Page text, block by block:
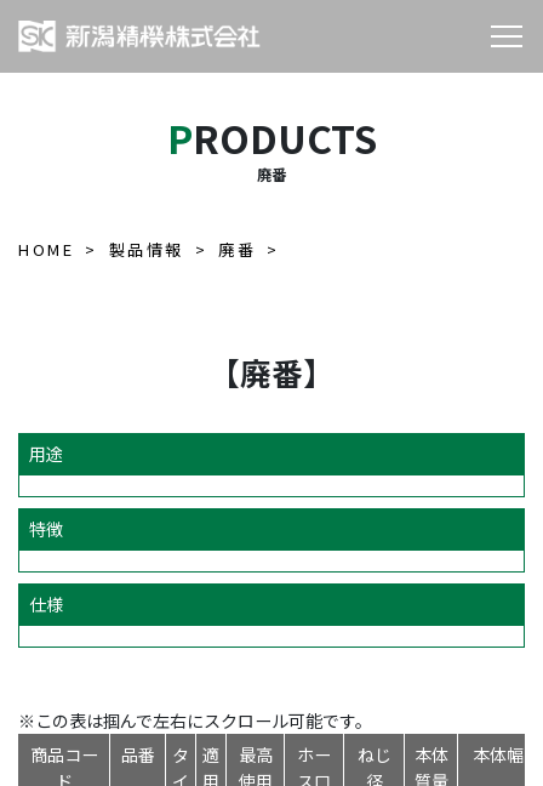
PRODUCTS
廃番
HOME 製品情報 廃番
【廃番】
用途
特徴
仕様
※この表は掴んで左右にスクロール可能です。
商品コー
ド
品番
タ
イ
適
用
最高
使用
ホー
ス口
ねじ
径
本体
質量
本体幅